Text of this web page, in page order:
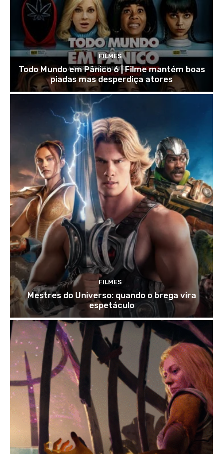
FILMES
Todo Mundo em Pânico 6 | Filme mantém boas
piadas mas desperdiça atores
FILMES
Mestres do Universo: quando o brega vira
espetáculo